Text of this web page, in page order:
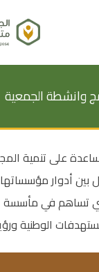
وانشطة الجمعية
على تنمية
بين أدوار
تساهم في
الوطنية ورؤية